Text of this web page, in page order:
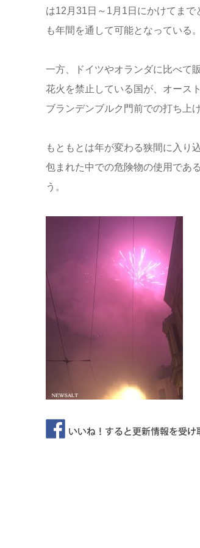
は12月31日～1月1日にかけてま
も年間を通して可能となっている。
一方、ドイツやオランダに比べて
花火を禁止している国が、オース
ブランデンブルク門前での打ち上
もともとは年が変わる狭間に入り
包まれた中での危険物の使用であ
う。